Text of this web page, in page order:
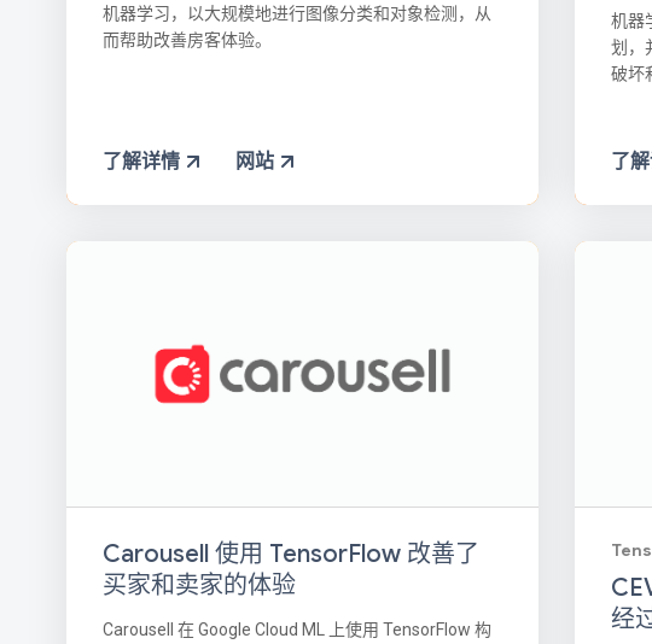
机器学习，以大规模地进行图像分类和对象检测，从
而帮助改善房客体验。
了解详情 网站
机器
划，
破坏
了
Carousell 使用 TensorFlow 改善了
买家和卖家的体验
Carousell 在 Google Cloud ML 上使用 TensorFlow 构
经